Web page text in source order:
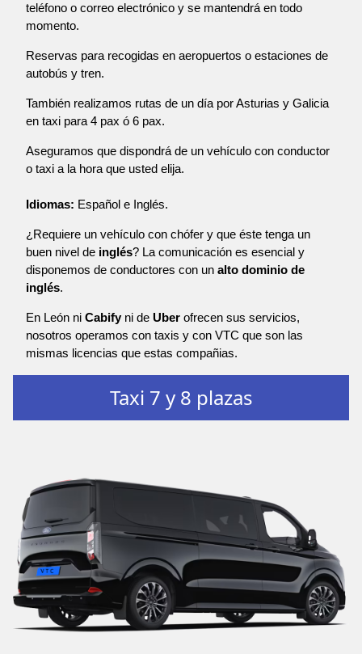
teléfono o correo electrónico y se mantendrá en todo
momento.
Reservas para recogidas en aeropuertos o estaciones de
autobús y tren.
También realizamos rutas de un día por Asturias y Galicia
en taxi para 4 pax ó 6 pax.
Aseguramos que dispondrá de un vehículo con conductor
o taxi a la hora que usted elija.
Idiomas: Español e Inglés.
¿Requiere un vehículo con chófer y que éste tenga un
buen nivel de inglés? La comunicación es esencial y
disponemos de conductores con un alto dominio de
inglés.
En León ni Cabify ni de Uber ofrecen sus servicios,
nosotros operamos con taxis y con VTC que son las
mismas licencias que estas compañias.
Taxi 7 y 8 plazas